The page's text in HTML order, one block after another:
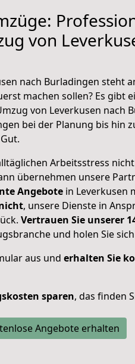
von
nach Burladingen steht
machen sollen? Es gibt
von Leverkusen nach
bei der Planung bis hin
Arbeitsstress
übernehmen unsere
Angebote in Leverkusen
, unsere Dienste in
Vertrauen Sie unserer
und holen Sie
aus und erhalten Sie
sparen, das finden
Angebote erhalten